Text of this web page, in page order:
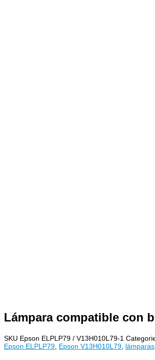
Lámpara compatible con
SKU Epson ELPLP79 / V13H010L79-1
Epson ELPLP79 Epson V13H010L79 lámparas